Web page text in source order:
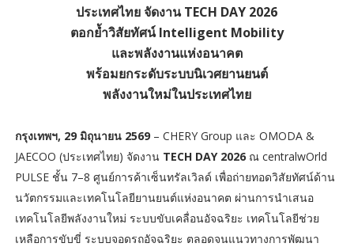
ประเทศไทย จัดงาน TECH DAY 2026
ตอกย้ำวิสัยทัศน์ Intelligent Mobility
และพลังงานแห่งอนาคต
พร้อมยกระดับระบบนิเวศยานยนต์
พลังงานใหม่ในประเทศไทย
กรุงเทพฯ, 29 มิถุนายน 2569– CHERY Group และ OMODA &
JAECOO (ประเทศไทย) จัดงาน TECH DAY 2026ณ centralwOrld
PULSE ชั้น 7–8 ศูนย์การค้าเซ็นทรัลเวิลด์ เพื่อถ่ายทอดวิสัยทัศน์ด้าน
นวัตกรรมและเทคโนโลยียานยนต์แห่งอนาคต ผ่านการนำเสนอ
เทคโนโลยีพลังงานใหม่ ระบบขับเคลื่อนอัจฉริยะ เทคโนโลยีช่วย
เหลือการขับขี่ ระบบจอดรถอัจฉริยะ ตลอดจนแนวทางการพัฒนา